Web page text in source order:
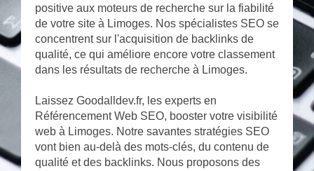
positive aux moteurs de recherche sur la fiabilité
de votre site à Limoges. Nos spécialistes SEO se
concentrent sur l'acquisition de backlinks de
qualité, ce qui améliore encore votre classement
dans les résultats de recherche à Limoges.
Laissez Goodalldev.fr, les experts en
Référencement Web SEO, booster votre visibilité
web à Limoges. Notre savantes stratégies SEO
vont bien au-delà des mots-clés, du contenu de
qualité et des backlinks. Nous proposons des